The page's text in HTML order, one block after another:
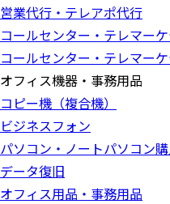
営業代行・テレアポ代行
コールセンター・テレマー
コールセンター・テレマー
オフィス機器・事務用品
コピー機（複合機）
ビジネスフォン
パソコン・ノートパソコン
データ復旧
オフィス用品・事務用品